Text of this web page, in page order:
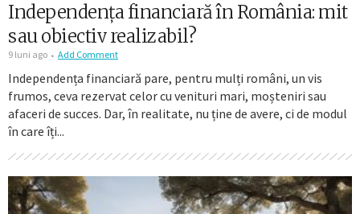
Independența financiară în România: mit
sau obiectiv realizabil?
9 luni ago Add Comment
Independența financiară pare, pentru mulți români, un vis
frumos, ceva rezervat celor cu venituri mari, moșteniri sau
afaceri de succes. Dar, în realitate, nu ține de avere, ci de modul
în care îți...